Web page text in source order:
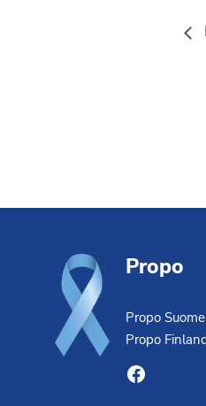
Propo
Propo
Propo
Facebook